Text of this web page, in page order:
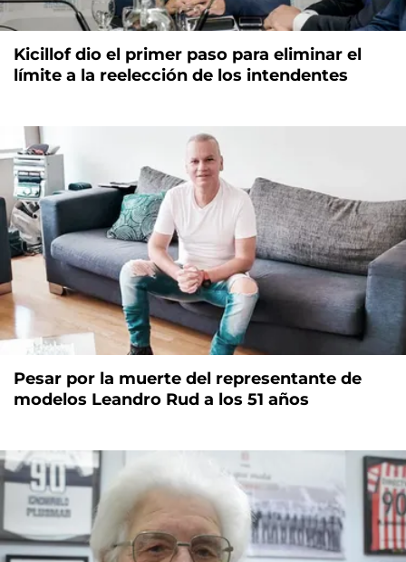
Kicillof dio el primer paso para eliminar el
límite a la reelección de los intendentes
Pesar por la muerte del representante de
modelos Leandro Rud a los 51 años